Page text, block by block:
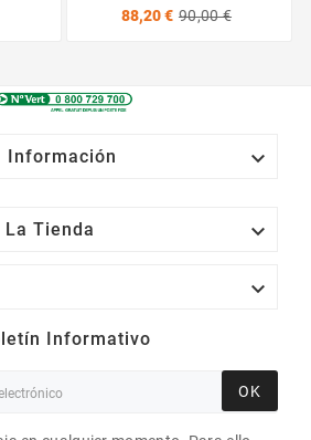
88,20 € 90,00 €
Información 
La Tienda 

Informativo
OK